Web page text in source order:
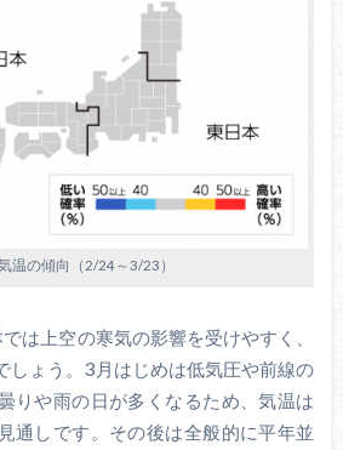
温の傾向（2/24～3/23）
は上空の寒気の影響を受けやすく、
しょう。3月はじめは低気圧や前線の
りや雨の日が多くなるため、気温は
通しです。その後は全般的に平年並